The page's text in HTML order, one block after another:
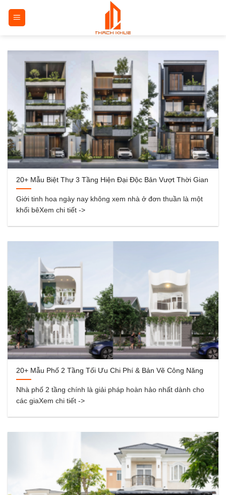
20+ Mẫu Biệt Thự 3 Tầng Hiện Đại Độc Bản Vượt Thời Gian
Giới tinh hoa ngày nay không xem nhà ở đơn thuần là một
khối bêXem chi tiết ->
20+ Mẫu Phố 2 Tầng Tối Ưu Chi Phí & Bản Vẽ Công Năng
Nhà phố 2 tầng chính là giải pháp hoàn hảo nhất dành cho
các giaXem chi tiết ->